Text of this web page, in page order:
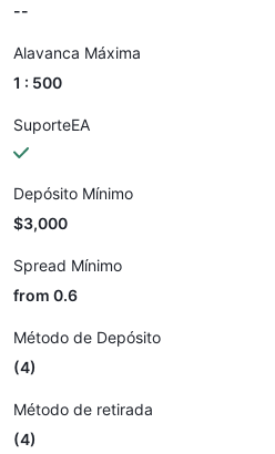
--
Alavanca Máxima
1 : 500
SuporteEA
Depósito Mínimo
$3,000
Spread Mínimo
from 0.6
Método de Depósito
(4)
Método de retirada
(4)